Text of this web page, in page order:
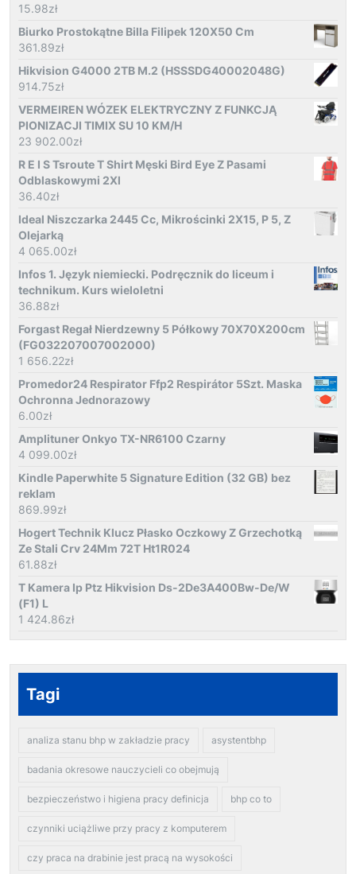
15.98zł
Biurko Prostokątne Billa Filipek 120X50 Cm
361.89zł
Hikvision G4000 2TB M.2 (HSSSDG40002048G)
914.75zł
VERMEIREN WÓZEK ELEKTRYCZNY Z FUNKCJĄ
PIONIZACJI TIMIX SU 10 KM/H
23 902.00zł
R E I S Tsroute T Shirt Męski Bird Eye Z Pasami
Odblaskowymi 2Xl
36.40zł
Ideal Niszczarka 2445 Cc, Mikrościnki 2X15, P 5, Z
Olejarką
4 065.00zł
Infos 1. Język niemiecki. Podręcznik do liceum i
technikum. Kurs wieloletni
36.88zł
Forgast Regał Nierdzewny 5 Półkowy 70X70X200cm
(FG032207007002000)
1 656.22zł
Promedor24 Respirator Ffp2 Respirátor 5Szt. Maska
Ochronna Jednorazowy
6.00zł
Amplituner Onkyo TX-NR6100 Czarny
4 099.00zł
Kindle Paperwhite 5 Signature Edition (32 GB) bez
reklam
869.99zł
Hogert Technik Klucz Płasko Oczkowy Z Grzechotką
Ze Stali Crv 24Mm 72T Ht1R024
61.88zł
T Kamera Ip Ptz Hikvision Ds-2De3A400Bw-De/W
(F1) L
1 424.86zł
Tagi
analiza stanu bhp w zakładzie pracy asystentbhp
badania okresowe nauczycieli co obejmują
bezpieczeństwo i higiena pracy definicja bhp co to
czynniki uciążliwe przy pracy z komputerem
czy praca na drabinie jest pracą na wysokości